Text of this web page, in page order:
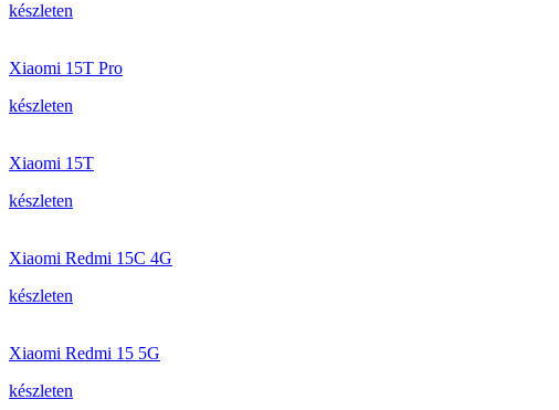
készleten
Xiaomi 15T Pro
készleten
Xiaomi 15T
készleten
Xiaomi Redmi 15C 4G
készleten
Xiaomi Redmi 15 5G
készleten